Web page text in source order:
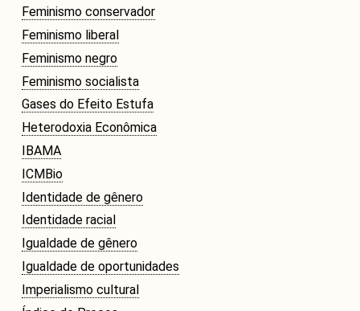
Feminismo conservador
Feminismo liberal
Feminismo negro
Feminismo socialista
Gases do Efeito Estufa
Heterodoxia Econômica
IBAMA
ICMBio
Identidade de gênero
Identidade racial
Igualdade de gênero
Igualdade de oportunidades
Imperialismo cultural